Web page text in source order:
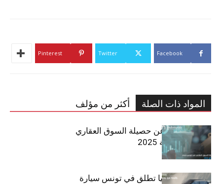
Facebook
Twitter
Pinterest
المواد ذات الصلة أكثر من مؤلف
مبوب تكشف عن حصيلة السوق العقاري
في تونس لسنة 2025
سيتي كارز – كيا تطلق في تونس سيارة